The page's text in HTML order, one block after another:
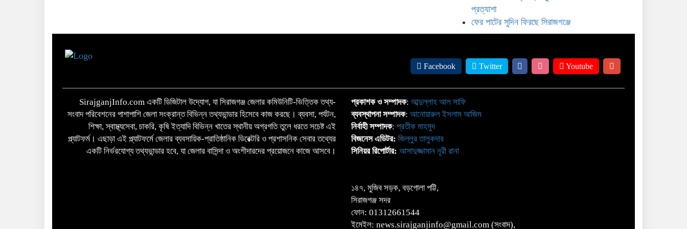
প্রত্যাশা
ফের পাটের সুদিন ফিরছে সিরাজগঞ্জে
Facebook Twitter Youtube
SirajganjInfo.com একটি ডিজিটাল উদ্যোগ, যা সিরাজগঞ্জ জেলার কমিউনিটি-ভিত্তিক তথ্য-
সংবাদ পরিবেশনের পাশাপাশি জেলা সংক্রান্ত বিভিন্ন তথ্যভান্ডার হিসেবে কাজ করছে। ব্যবসা, পর্যটন,
শিক্ষা, স্বাস্থ্যসেবা, চাকরি, কৃষি ইত্যাদি বিভিন্ন খাতের স্থানীয় অগ্রগতি তুলে ধরতে সচেষ্ট এই
প্ল্যাটফর্ম। এছাড়া এই প্ল্যাটফর্মে জেলার ব্যবসায়িক-প্রাতিষ্ঠানিক ডিরেক্টরি ও প্রশাসনিক সেবার তথ্যের
একটি নির্ভরযোগ্য তথ্যভান্ডার হবে, যা জেলার বাসিন্দা ও অংশীদারদের প্রয়োজনে কাজে আসবে।
প্রকাশক ও সম্পাদক: আব্দুল্লাহ আল সাফি
ব্যবস্থাপনা সম্পাদক: আনোয়ারুল ইসলাম আজিম
নির্বাহী সম্পাদক: প্রতীক মাহমুদ
বিজনেস এডিটর: জিল্লুর তালুকদার
সিনিয়র রিপোর্টার: আসাদুজ্জামান নূরী রানা
১৪৭, মুজিব সড়ক, বড়গোলা পট্টি,
সিরাজগঞ্জ সদর
ফোন: 01312661544
ইমেইল: news.sirajganjinfo@gmail.com (সংবাদ),